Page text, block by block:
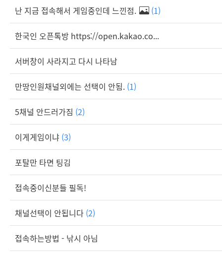
난 지금 접속해서 게임중인데 느낀점. (1)
한국인 오픈톡방 https://open.kakao.co...
서버창이 사라지고 다시 나타남
만땅인원채널외에는 선택이 안됨. (1)
5채널 안드러가짐 (2)
이게게임이냐 (3)
포탈만 타면 팅김
접속중이신분들 필독!
채널선택이 안됩니다 (2)
접속하는방법 - 낚시 아님